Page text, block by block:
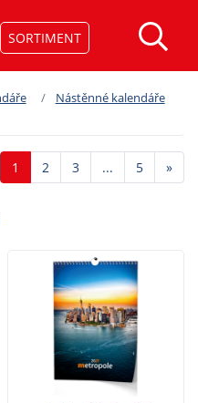
SORTIMENT
Nástěnné kalendáře
1 2 3 ... 5 »